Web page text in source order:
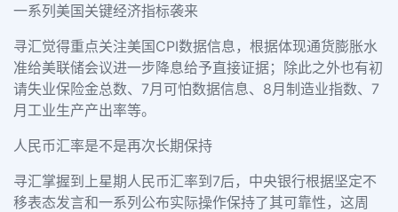
一系列美国关键经济指标袭来
寻汇觉得重点关注美国CPI数据信息，根据体现通货膨胀水
准给美联储会议进一步降息给予直接证据；除此之外也有初
请失业保险金总数、7月可怕数据信息、8月制造业指数、7
月工业生产产出率等。
人民币汇率是不是再次长期保持
寻汇掌握到上星期人民币汇率到7后，中央银行根据坚定不
移表态发言和一系列公布实际操作保持了其可靠性，这周